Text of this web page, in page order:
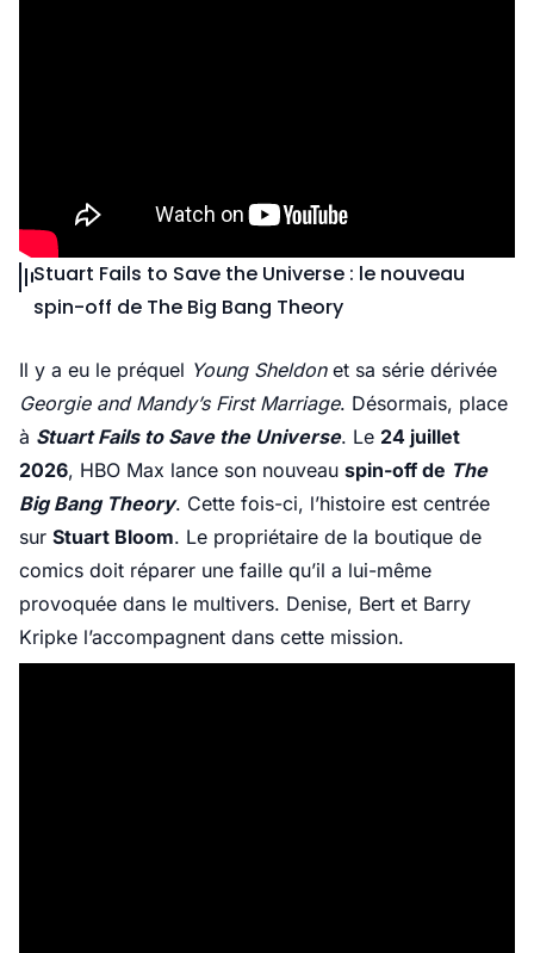
Stuart Fails to Save the Universe : le nouveau
spin-off de The Big Bang Theory
Il y a eu le préquel Young Sheldonet sa série dérivée
Georgie and Mandy’s First Marriage. Désormais, place
à Stuart Fails to Save the Universe. Le 24 juillet
2026, HBO Max lance son nouveau spin-off de The
Big Bang Theory. Cette fois-ci, l’histoire est centrée
sur Stuart Bloom. Le propriétaire de la boutique de
comics doit réparer une faille qu’il a lui-même
provoquée dans le multivers. Denise, Bert et Barry
Kripke l’accompagnent dans cette mission.